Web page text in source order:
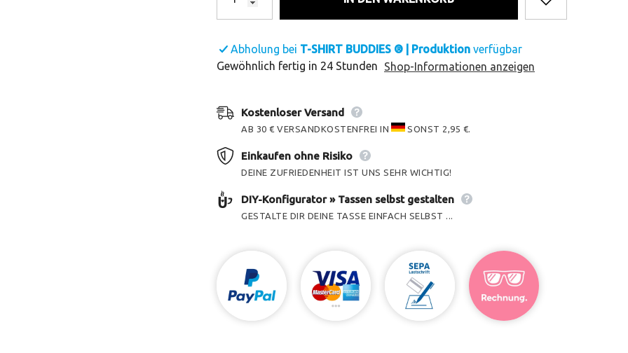
Abholung bei T-SHIRT BUDDIES ® | Produktion verfügbar
Gewöhnlich fertig in 24 Stunden
Shop-Informationen anzeigen
Kostenloser Versand
AB 30 € VERSANDKOSTENFREI IN SONST 2,95 €.
Einkaufen ohne Risiko
DEINE ZUFRIEDENHEIT IST UNS SEHR WICHTIG!
DIY-Konfigurator » Tassen selbst gestalten
GESTALTE DIR DEINE TASSE EINFACH SELBST ...